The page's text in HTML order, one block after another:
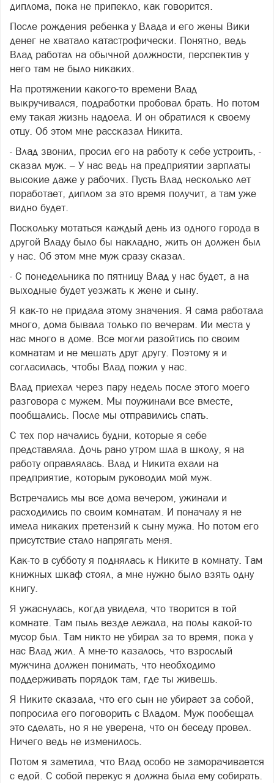
диплома, пока не припекло, как говорится.
После рождения ребенка у Влада и его жены Вики
денег не хватало катастрофически. Понятно, ведь
Влад работал на обычной должности, перспектив у
него там не было никаких.
На протяжении какого-то времени Влад
выкручивался, подработки пробовал брать. Но потом
ему такая жизнь надоела. И он обратился к своему
отцу. Об этом мне рассказал Никита.
- Влад звонил, просил его на работу к себе устроить, -
сказал муж. – У нас ведь на предприятии зарплаты
высокие даже у рабочих. Пусть Влад несколько лет
поработает, диплом за это время получит, а там уже
видно будет.
Поскольку мотаться каждый день из одного города в
другой Владу было бы накладно, жить он должен был
у нас. Об этом мне муж сразу сказал.
- С понедельника по пятницу Влад у нас будет, а на
выходные будет уезжать к жене и сыну.
Я как-то не придала этому значения. Я сама работала
много, дома бывала только по вечерам. Ии места у
нас много в доме. Все могли разойтись по своим
комнатам и не мешать друг другу. Поэтому я и
согласилась, чтобы Влад пожил у нас.
Влад приехал через пару недель после этого моего
разговора с мужем. Мы поужинали все вместе,
пообщались. После мы отправились спать.
С тех пор начались будни, которые я себе
представляла. Дочь рано утром шла в школу, я на
работу оправлялась. Влад и Никита ехали на
предприятие, которым руководил мой муж.
Встречались мы все дома вечером, ужинали и
расходились по своим комнатам. И поначалу я не
имела никаких претензий к сыну мужа. Но потом его
присутствие стало напрягать меня.
Как-то в субботу я поднялась к Никите в комнату. Там
книжных шкаф стоял, а мне нужно было взять одну
книгу.
Я ужаснулась, когда увидела, что творится в той
комнате. Там пыль везде лежала, на полы какой-то
мусор был. Там никто не убирал за то время, пока у
нас Влад жил. А мне-то казалось, что взрослый
мужчина должен понимать, что необходимо
поддерживать порядок там, где ты живешь.
Я Никите сказала, что его сын не убирает за собой,
попросила его поговорить с Владом. Муж пообещал
это сделать, но я не уверена, что он беседу провел.
Ничего ведь не изменилось.
Потом я заметила, что Влад особо не заморачивается
с едой. С собой перекус я должна была ему собирать.